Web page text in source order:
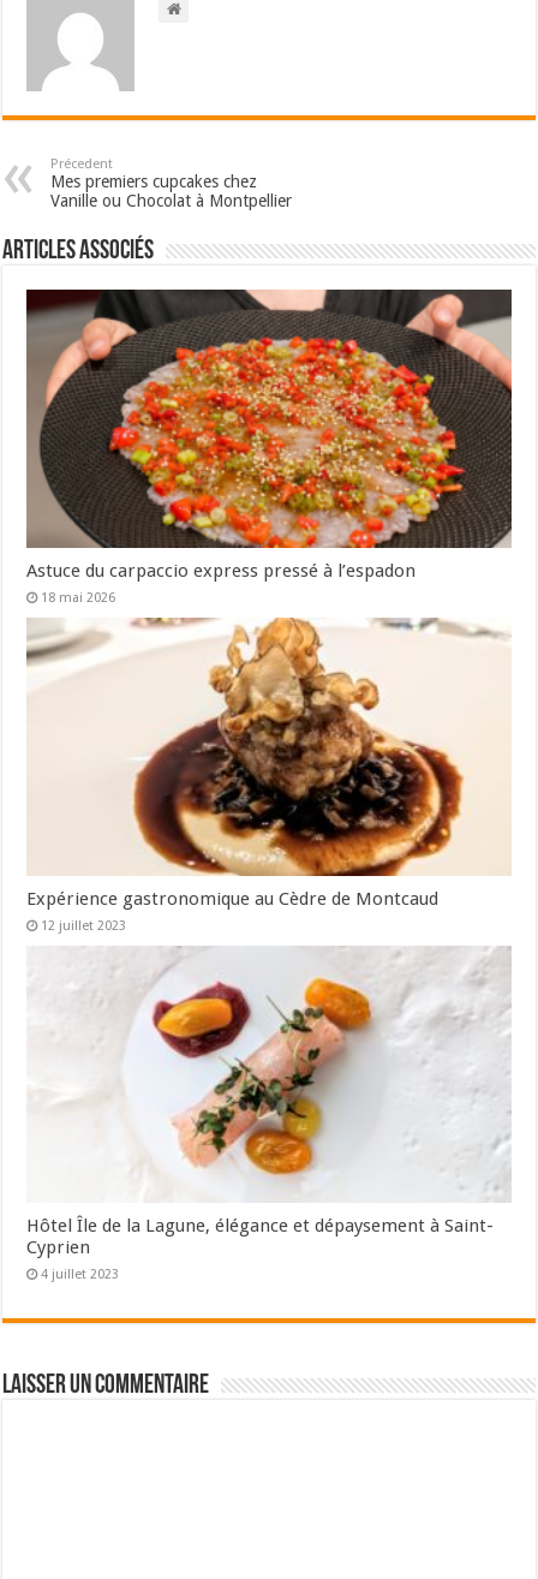
Précedent
Mes premiers cupcakes chez
Vanille ou Chocolat à Montpellier
Articles associés
Astuce du carpaccio express pressé à l’espadon
18 mai 2026
Expérience gastronomique au Cèdre de Montcaud
12 juillet 2023
Hôtel Île de la Lagune, élégance et dépaysement à Saint-
Cyprien
4 juillet 2023
Laisser un commentaire